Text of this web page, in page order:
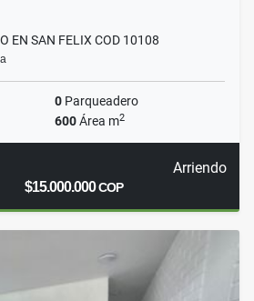
EN SAN FELIX COD 10108
0 Parqueadero
600Área m2
Arriendo
$15.000.000COP